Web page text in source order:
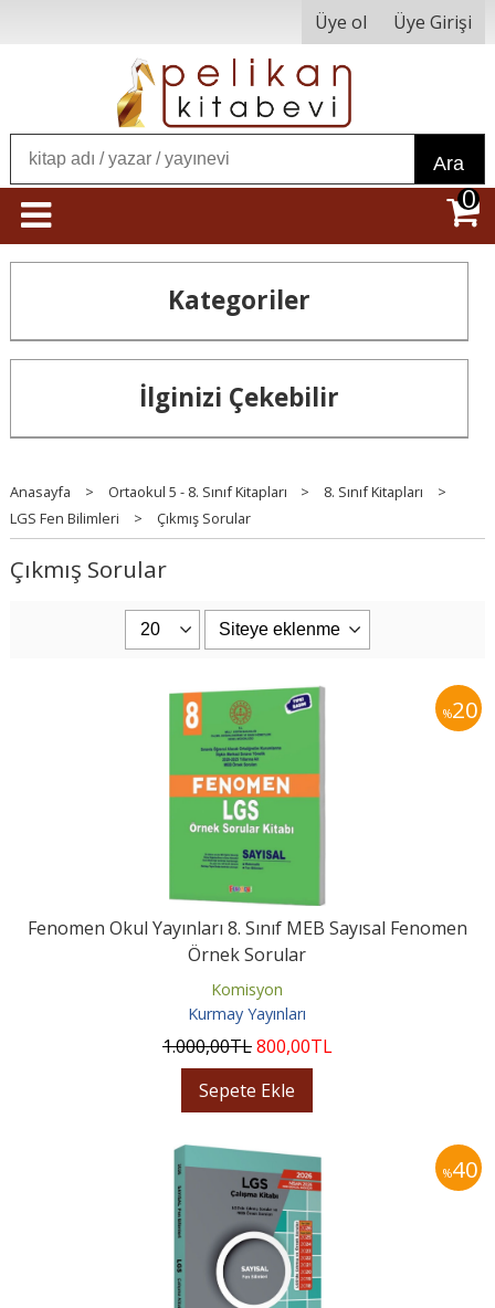
Üye ol Üye Girişi
Ara
0
Kategoriler
İlginizi Çekebilir
Anasayfa > Ortaokul 5 - 8. Sınıf Kitapları > 8. Sınıf Kitapları
>
LGS Fen Bilimleri
> Çıkmış Sorular
Çıkmış Sorular
%20
Fenomen Okul Yayınları 8. Sınıf MEB Sayısal Fenomen
Örnek Sorular
Komisyon
Kurmay Yayınları
1.000,00TL800,00TL
Sepete Ekle
%40